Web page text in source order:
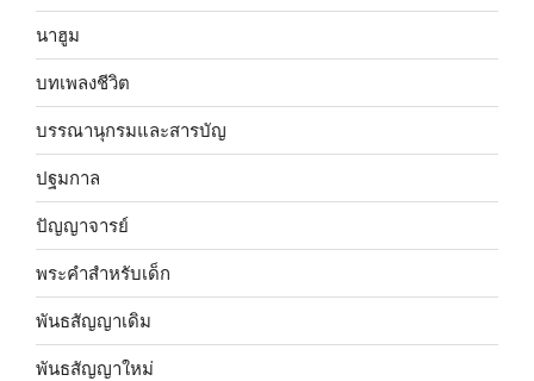
นาฮูม
บทเพลงชีวิต
บรรณานุกรมและสารบัญ
ปฐมกาล
ปัญญาจารย์
พระคำสำหรับเด็ก
พันธสัญญาเดิม
พันธสัญญาใหม่